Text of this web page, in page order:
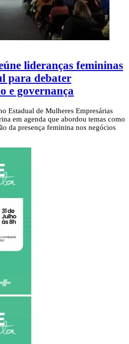
lideranças femininas
para debater
e governança
Estadual de Mulheres Empresárias
em agenda que abordou temas como
da presença feminina nos negócios